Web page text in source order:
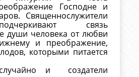
Господне и
Священнослужители
связь
души человека от любви
и преображение,
которыми питается
и создатели